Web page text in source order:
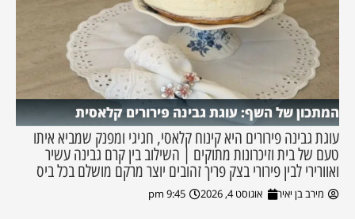
המתכון של השף: עוגת גבינה פירורים קלאסית
עוגת גבינה פירורים היא קינוח קלאסי, חגיגי ומפנק שמביא איתו
טעם של בית וזיכרונות מתוקים | השילוב בין קרם גבינה עשיר
ואוורירי לבין פירורי בצק פריך זהובים יוצר מרקם מושלם בכל ביס
מירב בן יאיר אוגוסט 4, 2026 9:45 pm